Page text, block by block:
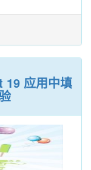
19 应用中填